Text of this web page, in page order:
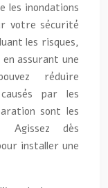
les inondations
votre sécurité
les risques,
assurant une
réduire
par les
sont les
Agissez dès
installer une